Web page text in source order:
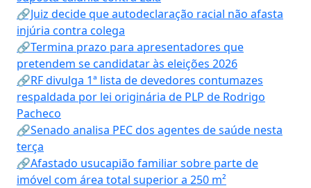
🔗Juiz decide que autodeclaração racial não afasta
injúria contra colega
🔗Termina prazo para apresentadores que
pretendem se candidatar às eleições 2026
🔗RF divulga 1ª lista de devedores contumazes
respaldada por lei originária de PLP de Rodrigo
Pacheco
🔗Senado analisa PEC dos agentes de saúde nesta
terça
🔗Afastado usucapião familiar sobre parte de
imóvel com área total superior a 250 m²